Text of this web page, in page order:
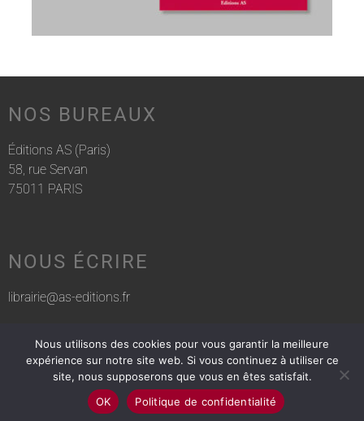
NOS BUREAUX
Éditions AS (Paris)
58, rue Servan
75011 PARIS
NOUS ÉCRIRE
librairie@as-editions.fr
NOUS APPELER
01 83 75 76 30
Nous utilisons des cookies pour vous garantir la meilleure
expérience sur notre site web. Si vous continuez à utiliser ce
site, nous supposerons que vous en êtes satisfait.
OK
Politique de confidentialité